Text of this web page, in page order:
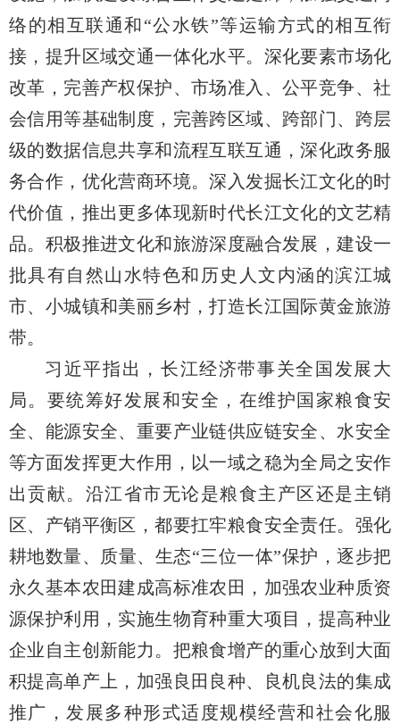
络的相互联通和“公水铁”等运输方式的相互衔
接，提升区域交通一体化水平。深化要素市场化
改革，完善产权保护、市场准入、公平竞争、社
会信用等基础制度，完善跨区域、跨部门、跨层
级的数据信息共享和流程互联互通，深化政务服
务合作，优化营商环境。深入发掘长江文化的时
代价值，推出更多体现新时代长江文化的文艺精
品。积极推进文化和旅游深度融合发展，建设一
批具有自然山水特色和历史人文内涵的滨江城
市、小城镇和美丽乡村，打造长江国际黄金旅游
带。
习近平指出，长江经济带事关全国发展大
局。要统筹好发展和安全，在维护国家粮食安
全、能源安全、重要产业链供应链安全、水安全
等方面发挥更大作用，以一域之稳为全局之安作
出贡献。沿江省市无论是粮食主产区还是主销
区、产销平衡区，都要扛牢粮食安全责任。强化
耕地数量、质量、生态“三位一体”保护，逐步把
永久基本农田建成高标准农田，加强农业种质资
源保护利用，实施生物育种重大项目，提高种业
企业自主创新能力。把粮食增产的重心放到大面
积提高单产上，加强良田良种、良机良法的集成
推广，发展多种形式适度规模经营和社会化服